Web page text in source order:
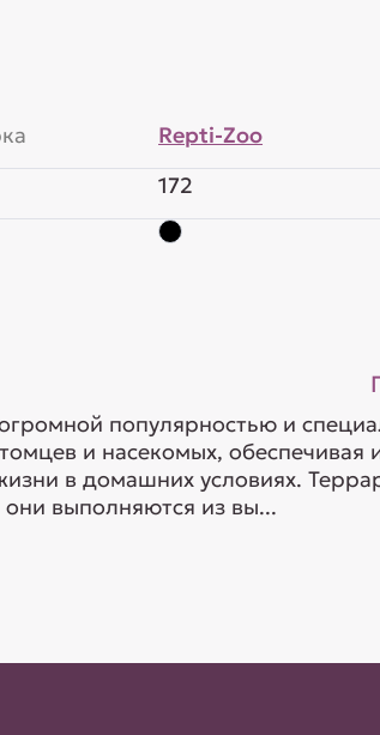
Repti-Zoo
172
популярностью и
и насекомых, обеспечивая
в домашних условиях.
выполняются из вы...